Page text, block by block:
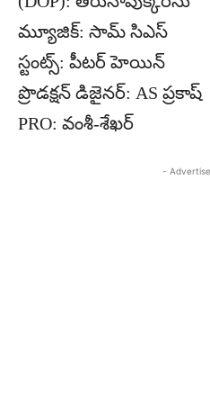
మ్యూజిక్: సామ్ సిఎస్
స్టంట్స్: పీటర్ హెయిన్
ప్రొడక్షన్ డిజైనర్: AS ప్రకాష్
PRO: వంశీ-శేఖర్
-